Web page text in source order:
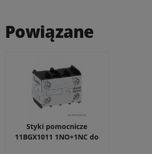
Powiązane
Styki pomocnicze
11BGX1011 1NO+1NC do